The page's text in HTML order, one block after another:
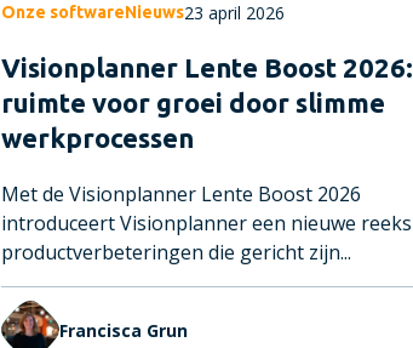
Onze softwareNieuws23 april 2026
Visionplanner Lente Boost 2026:
ruimte voor groei door slimme
werkprocessen
Met de Visionplanner Lente Boost 2026
introduceert Visionplanner een nieuwe reeks
productverbeteringen die gericht zijn...
Francisca Grun